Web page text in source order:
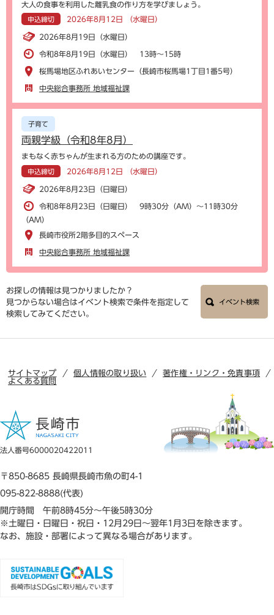
大人の食事を利用した離乳食の作り方を学びましょう。
申込締切 2026年8月12日 （水曜日）
2026年8月19日（水曜日）
令和8年8月19日（水曜日） 13時～15時
桜馬場地区ふれあいセンター（長崎市桜馬場1丁目1番5号）
中央総合事務所 地域福祉課
子育て
両親学級（令和8年8月）
まもなく赤ちゃんが生まれる方のための講座です。
申込締切 2026年8月12日 （水曜日）
2026年8月23日（日曜日）
令和8年8月23日（日曜日） 9時30分（AM）～11時30分
（AM）
長崎市役所2階多目的スペース
中央総合事務所 地域福祉課
お探しの情報は見つかりましたか？
見つからない場合はイベント検索で条件を指定して
検索してみてください。
イベント検索
サイトマップ 個人情報の取り扱い
著作権・リンク・免責事項
よくある質問
法人番号6000020422011
〒850-8685 長崎県長崎市魚の町4-1
095-822-8888(代表)
開庁時間 午前8時45分～午後5時30分
※土曜日・日曜日・祝日・12月29日～翌年1月3日を除きます。
なお、施設・部署によって異なる場合があります。